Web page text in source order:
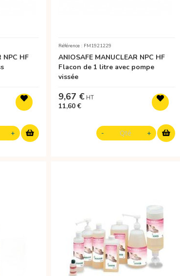
NPC HF
Référence : FM1921229
ANIOSAFE MANUCLEAR NPC HF
Flacon de 1 litre avec pompe
vissée
9,67 €
11,60 €